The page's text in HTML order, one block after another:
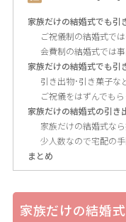
家族だけの結婚式でも引
ご祝儀制の結婚式で
会費制の結婚式では
家族だけの結婚式でも引
引き出物･引き菓子な
ご祝儀をはずんでも
家族だけの結婚式の引き
家族だけの結婚式な
少人数なので宅配の
まとめ
家族だけの結婚